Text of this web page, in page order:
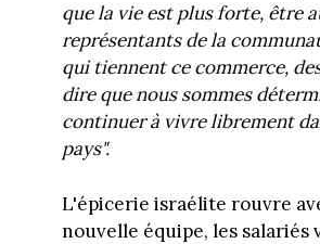
que la vie est plus forte, être
représentants de la
qui tiennent ce commerce,
dire que nous sommes
continuer à vivre librement
pays".
L'épicerie israélite rouvre
nouvelle équipe, les salariés